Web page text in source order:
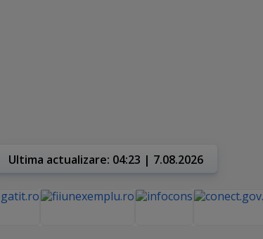
Ultima actualizare: 04:23 | 7.08.2026